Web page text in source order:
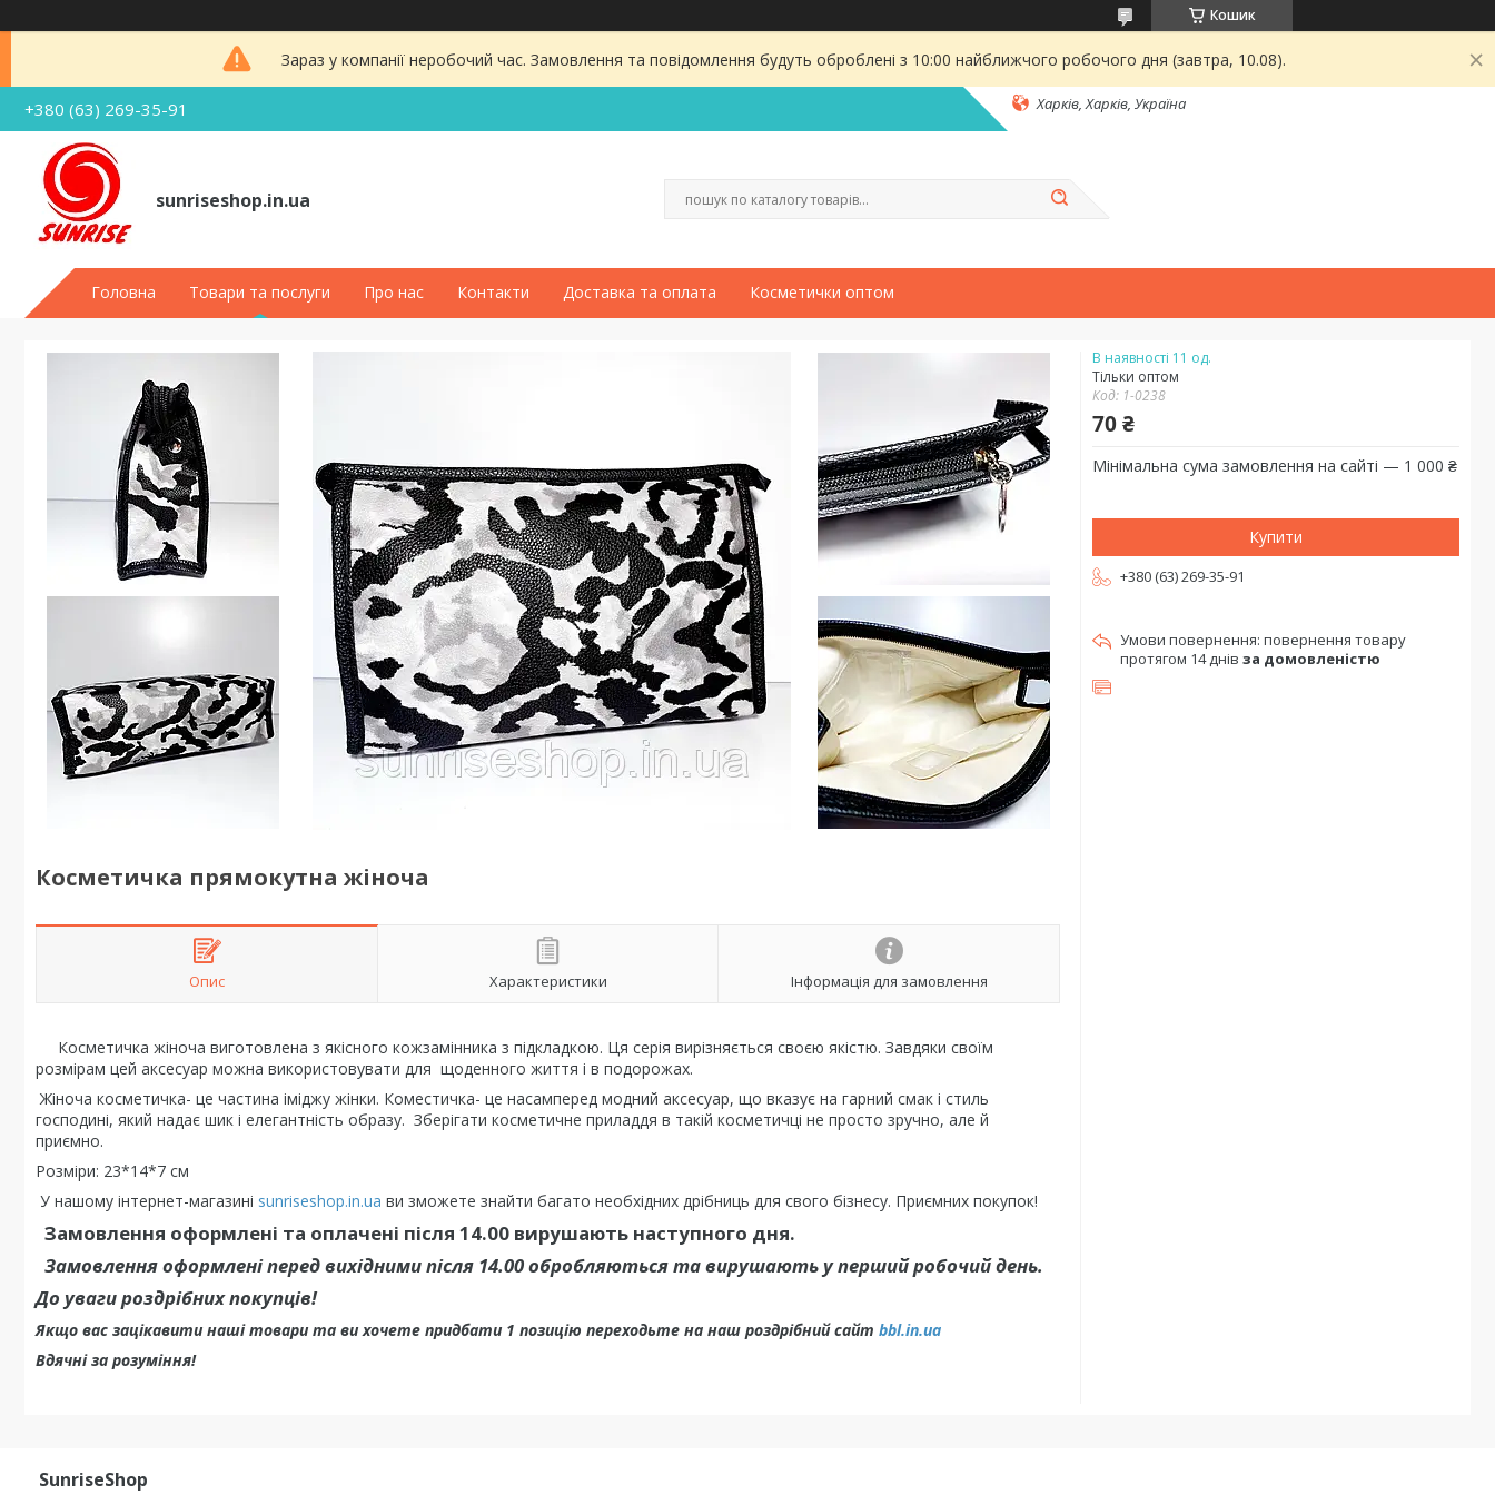
Кошик
Зараз у компанії неробочий час. Замовлення та повідомлення будуть оброблені з 10:00 найближчого робочого дня (завтра, 10.08).
+380 (63) 269-35-91 Харків, Харків, Україна
sunriseshop.in.ua
Головна Товари та послуги Про нас Контакти Доставка та оплата Косметички оптом
Косметичка прямокутна жіноча
Опис Характеристики Інформація для замовлення
Косметичка жіноча виготовлена з якісного кожзамінника з підкладкою. Ця серія вирізняється своєю якістю. Завдяки своїм
розмірам цей аксесуар можна використовувати для щоденного життя і в подорожах.
Жіноча косметичка- це частина іміджу жінки. Коместичка- це насамперед модний аксесуар, що вказує на гарний смак і стиль
господині, який надає шик і елегантність образу. Зберігати косметичне приладдя в такій косметичці не просто зручно, але й
приємно.
Розміри: 23*14*7 см
У нашому інтернет-магазині sunriseshop.in.ua ви зможете знайти багато необхідних дрібниць для свого бізнесу. Приємних покупок!
Замовлення оформлені та оплачені після 14.00 вирушають наступного дня.
Замовлення оформлені перед вихідними після 14.00 обробляються та вирушають у перший робочий день.
До уваги роздрібних покупців!
Якщо вас зацікавити наші товари та ви хочете придбати 1 позицію переходьте на наш роздрібний сайт bbl.in.ua
Вдячні за розуміння!
В наявності 11 од.
Тільки оптом
Код: 1-0238
70 ₴
Мінімальна сума замовлення на сайті — 1 000 ₴
Купити
+380 (63) 269-35-91
повернення товару
протягом 14 днів за домовленістю
SunriseShop